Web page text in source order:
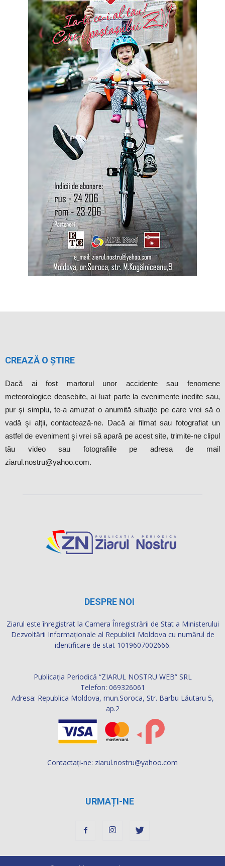
CREAZĂ O ȘTIRE
Dacă ai fost martorul unor accidente sau fenomene
meteorologice deosebite, ai luat parte la evenimente inedite sau,
pur şi simplu, te-a amuzat o anumită situaţie pe care vrei să o
vadă şi alţii, contactează-ne. Dacă ai filmat sau fotografiat un
astfel de eveniment şi vrei să apară pe acest site, trimite-ne clipul
tău video sau fotografiile pe adresa de mail
ziarul.nostru@yahoo.com.
DESPRE NOI
Ziarul este înregistrat la Camera Înregistrării de Stat a Ministerului
Dezvoltării Informaţionale al Republicii Moldova cu numărul de
identificare de stat 1019607002666.
Publicația Periodică “ZIARUL NOSTRU WEB” SRL
Telefon: 069326061
Adresa: Republica Moldova, mun.Soroca, Str. Barbu Lăutaru 5,
ap.2
Contactați-ne: ziarul.nostru@yahoo.com
URMAȚI-NE